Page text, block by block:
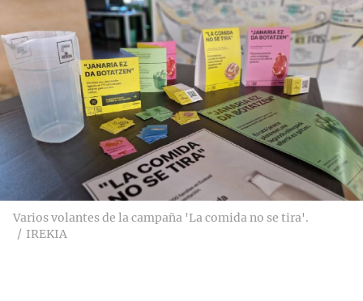
Varios volantes de la campaña 'La comida no se tira'.
IREKIA